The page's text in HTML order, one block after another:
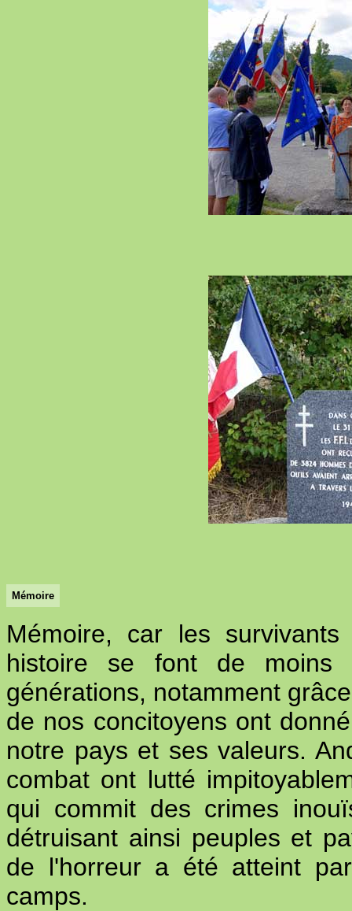
Mémoire
Mémoire, car les
histoire se font de moins
générations, notamment
de nos concitoyens ont
notre pays et ses valeurs.
combat ont lutté
qui commit des crimes
détruisant ainsi peuples et
de l'horreur a été atteint
camps.